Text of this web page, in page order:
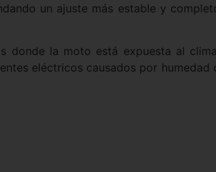
un ajuste más estable y
donde la moto está expuesta al
eléctricos causados por humedad